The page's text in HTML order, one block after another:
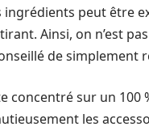
ingrédients peut être
Ainsi, on n’est
de simplement
concentré sur un 100
les